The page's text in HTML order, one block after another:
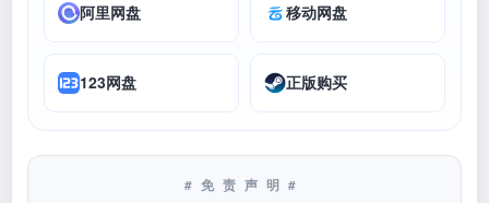
阿里网盘 移动网盘
123网盘 正版购买
#免责声明#